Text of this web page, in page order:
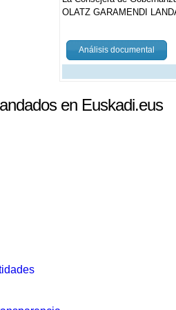
OLATZ GARAMENDI
Análisis documental
en Euskadi.eus